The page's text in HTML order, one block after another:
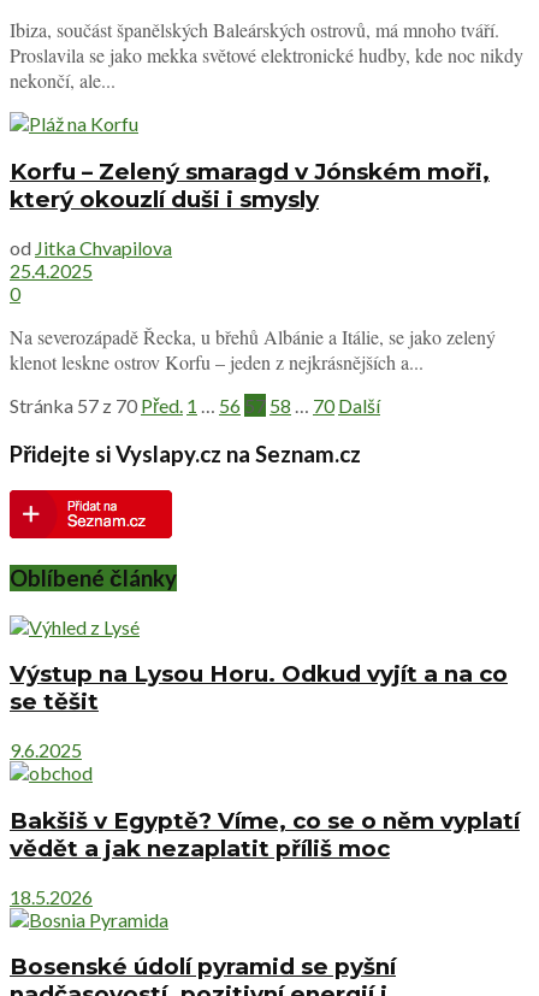
Ibiza, součást španělských Baleárských ostrovů, má mnoho tváří.
Proslavila se jako mekka světové elektronické hudby, kde noc nikdy
nekončí, ale...
Korfu – Zelený smaragd v Jónském moři,
který okouzlí duši i smysly
od Jitka Chvapilova
25.4.2025
0
Na severozápadě Řecka, u břehů Albánie a Itálie, se jako zelený
klenot leskne ostrov Korfu – jeden z nejkrásnějších a...
Stránka 57 z 70 Před. 1 … 56 57 58 … 70 Další
Přidejte si Vyslapy.cz na Seznam.cz
Oblíbené články
Výstup na Lysou Horu. Odkud vyjít a na co
se těšit
9.6.2025
Bakšiš v Egyptě? Víme, co se o něm vyplatí
vědět a jak nezaplatit příliš moc
18.5.2026
Bosenské údolí pyramid se pyšní